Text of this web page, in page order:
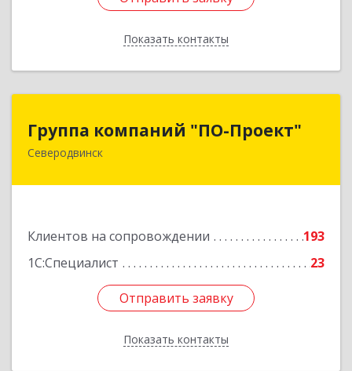
Показать контакты
Назад
Группа компаний "ПО-Проект"
Северодвинск
Клиентов на сопровождении
193
1С:Специалист
23
Отправить заявку
Показать контакты
Группа компаний "ПО-Проект"
164500, Архангельская обл, Северодвинск г,
Отправить заявку
Назад